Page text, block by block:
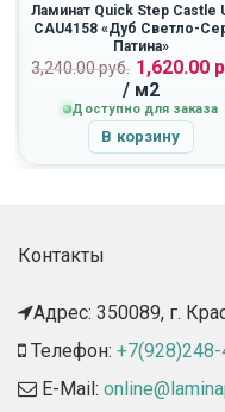
Ламинат Quick Step Castle
CAU4158 «Дуб Светло-
Патина»
3,240.00руб.
цена
3,240.00
руб..
1,620.00
Текущая
цена:
1,620.00
руб..
/ м2
Доступно для заказа
В корзину
Контакты
Адрес: 350089, г.
Телефон:
E-Mail: